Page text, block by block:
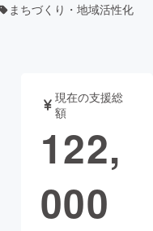
ゲーム・サ
書籍・雑誌
まちづくり・地域活性化
現在の支援総
額
122,
000